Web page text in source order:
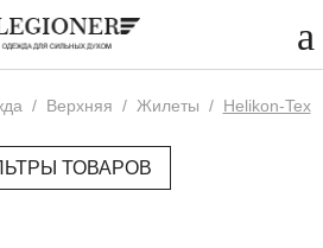
/ Верхняя / Жилеты / Helikon-Tex
ТОВАРОВ